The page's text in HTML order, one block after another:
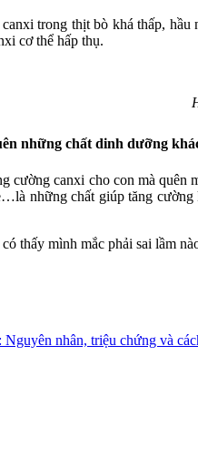
trong thịt bò khá thấp,
cơ thể hấp thụ.
những chất dinh dưỡng
cường canxi cho con mà quên
những chất giúp tăng cường
thấy mình mắc phải sai lầm
nhân, triệu chứng và